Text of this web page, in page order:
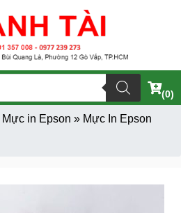
(0)
Mực in Epson » Mực In Epson